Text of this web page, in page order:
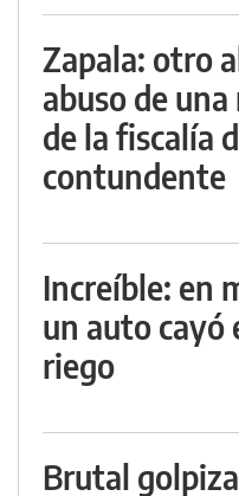
Zapala: otro
abuso de
de la fiscalía
contundente
Increíble: en
un auto cayó
riego
Brutal